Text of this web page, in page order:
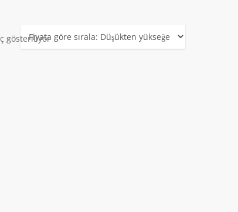
gösteriliyor